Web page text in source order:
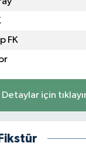
FK
Detaylar için